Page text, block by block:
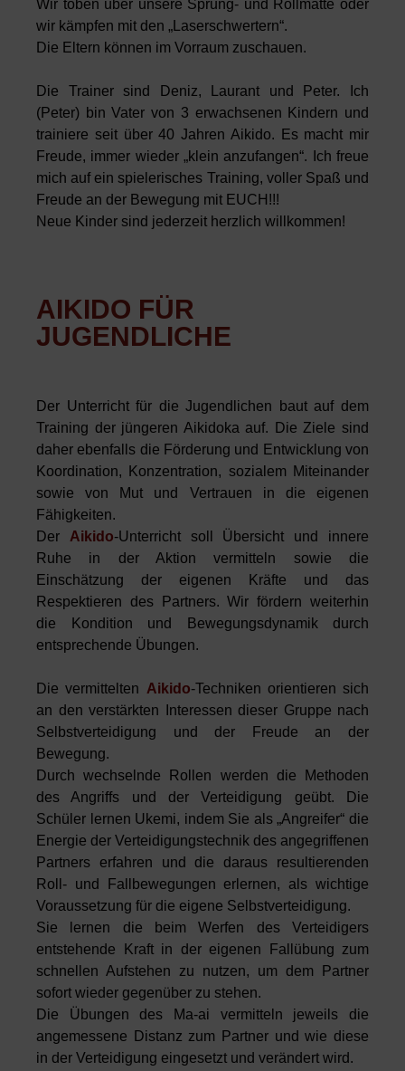
Wir toben über unsere Sprung- und Rollmatte oder
wir kämpfen mit den „Laserschwertern“.
Die Eltern können im Vorraum zuschauen.
Die Trainer sind Deniz, Laurant und Peter. Ich
(Peter) bin Vater von 3 erwachsenen Kindern und
trainiere seit über 40 Jahren Aikido. Es macht mir
Freude, immer wieder „klein anzufangen“. Ich freue
mich auf ein spielerisches Training, voller Spaß und
Freude an der Bewegung mit EUCH!!!
Neue Kinder sind jederzeit herzlich willkommen!
AIKIDO FÜR
JUGENDLICHE
Der Unterricht für die Jugendlichen baut auf dem
Training der jüngeren Aikidoka auf. Die Ziele sind
daher ebenfalls die Förderung und Entwicklung von
Koordination, Konzentration, sozialem Miteinander
sowie von Mut und Vertrauen in die eigenen
Fähigkeiten.
Der Aikido-Unterricht soll Übersicht und innere
Ruhe in der Aktion vermitteln sowie die
Einschätzung der eigenen Kräfte und das
Respektieren des Partners. Wir fördern weiterhin
die Kondition und Bewegungsdynamik durch
entsprechende Übungen.
Die vermittelten Aikido-Techniken orientieren sich
an den verstärkten Interessen dieser Gruppe nach
Selbstverteidigung und der Freude an der
Bewegung.
Durch wechselnde Rollen werden die Methoden
des Angriffs und der Verteidigung geübt. Die
Schüler lernen Ukemi, indem Sie als „Angreifer“ die
Energie der Verteidigungstechnik des angegriffenen
Partners erfahren und die daraus resultierenden
Roll- und Fallbewegungen erlernen, als wichtige
Voraussetzung für die eigene Selbstverteidigung.
Sie lernen die beim Werfen des Verteidigers
entstehende Kraft in der eigenen Fallübung zum
schnellen Aufstehen zu nutzen, um dem Partner
sofort wieder gegenüber zu stehen.
Die Übungen des Ma-ai vermitteln jeweils die
angemessene Distanz zum Partner und wie diese
in der Verteidigung eingesetzt und verändert wird.